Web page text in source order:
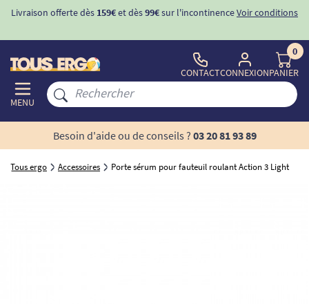
Livraison offerte dès 159€et dès99€sur l'incontinenceVoir conditions
MENU
CONTACTCONNEXION
0
PANIER
Besoin d'aide ou de conseils ? 03 20 81 93 89
Tous ergo Accessoires Porte sérum pour fauteuil roulant Action 3 Light